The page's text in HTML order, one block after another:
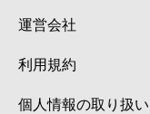
運営会社
利用規約
個人情報の取り扱い